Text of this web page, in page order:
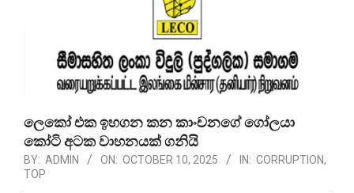
ලෙකෝ එක ඉහගන කන කාංචනගේ ගෝලයා
කෝටි අටක වාහනයක් ගනියි
BY: ADMIN ON: OCTOBER 10, 2025 IN: CORRUPTION,
TOP